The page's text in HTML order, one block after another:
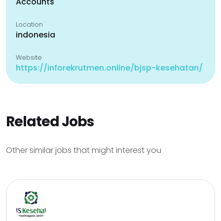
Location
indonesia
Website
https://inforekrutmen.online/bjsp-kesehatan/
Related Jobs
Other similar jobs that might interest you